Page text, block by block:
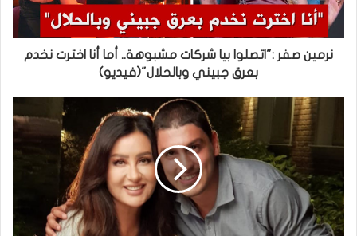
نرمين صفر :"اتصلوا بيا شركات مشبوهة.. أما أنا اخترت نخدم
بعرق جبيني وبالحلال"(فيديو)